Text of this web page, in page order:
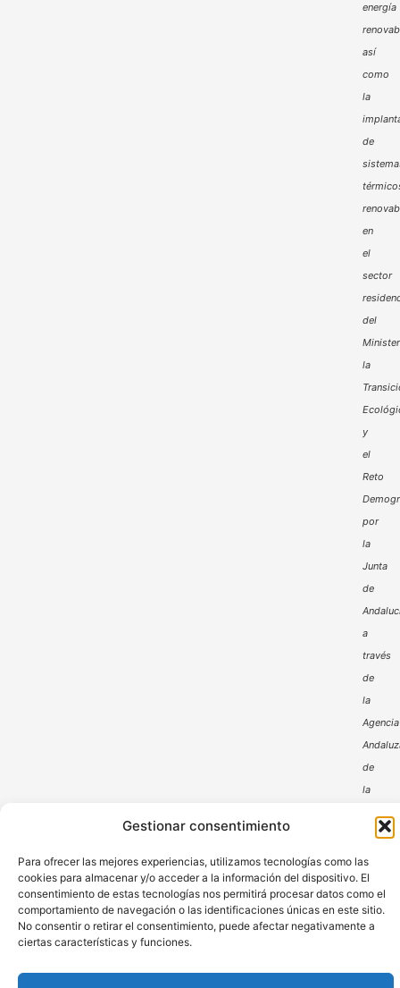
Gestionar consentimiento
Para ofrecer las mejores experiencias, utilizamos tecnologías como las
cookies para almacenar y/o acceder a la información del dispositivo. El
consentimiento de estas tecnologías nos permitirá procesar datos como el
comportamiento de navegación o las identificaciones únicas en este sitio.
No consentir o retirar el consentimiento, puede afectar negativamente a
ciertas características y funciones.
energía
así
como
la
de
en
el
sector
del
la
y
el
Reto
por
la
Junta
de
a
través
de
la
Agencia
de
la
Aviso Legal Política de Privacidad